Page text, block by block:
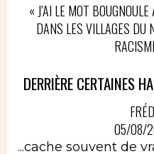
« J’AI LE MOT
DANS LES VILLAGES DU
DERRIÈRE CERTAINES
05/08/
...cache souvent de